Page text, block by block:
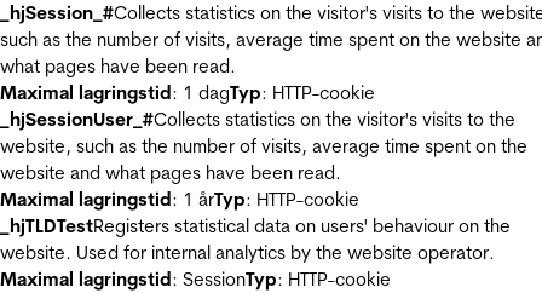
_hjSession_#Collects statistics on the visitor's visits to the
such as the number of visits, average time spent on the website
what pages have been read.
Maximal lagringstid: 1 dagTyp: HTTP-cookie
_hjSessionUser_#Collects statistics on the visitor's visits to the
website, such as the number of visits, average time spent on the
website and what pages have been read.
Maximal lagringstid: 1 årTyp: HTTP-cookie
_hjTLDTestRegisters statistical data on users' behaviour on the
website. Used for internal analytics by the website operator.
Maximal lagringstid: SessionTyp: HTTP-cookie